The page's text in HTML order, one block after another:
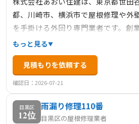
都、川崎市、横浜市で屋根修理や外
を手掛ける外回り専門業者です。創
社施工実績を持ち、経験豊富な職人
社施工にこだわることで、中間マー
な価格で高品質なサービスを提供し
心と満足を第一に考え、丁寧な現地
明を心掛けています。
もっと見る
見積もりを依頼する
確認日：2026-07-21
目黒区
12位
雨漏り修理110番
目黒区の屋根修理業者